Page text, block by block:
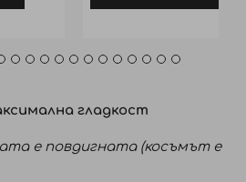
гладкост
е повдигната (косъмът е